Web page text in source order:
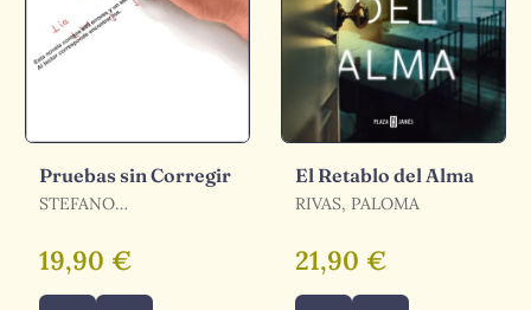
Pruebas sin Corregir
STEFANO
MAURO TAMBURINI
19,90 €
El Retablo del Alma
RIVAS, PALOMA
21,90 €